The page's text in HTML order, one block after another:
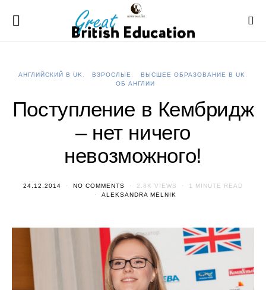
АНГЛИЙСКИЙ В UK ВЗРОСЛЫЕ
ВЫСШЕЕ ОБРАЗОВАНИЕ В UK
ОБ АНГЛИИ
Поступление в Кембридж
– нет ничего
невозможного!
24.12.2014 NO COMMENTS 2.8K VIEWS
1 MINUTE READ
ALEKSANDRA MELNIK